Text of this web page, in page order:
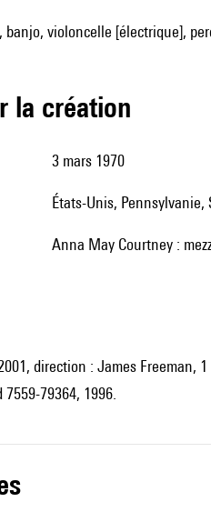
violoncelle [électrique],
la création
3 mars 1970
États-Unis,
Anna May Courtney :
direction : James Freeman,
79364, 1996.